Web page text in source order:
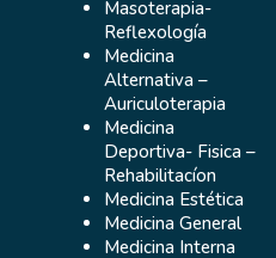
Masoterapia-
Reflexología
Medicina
Alternativa –
Auriculoterapia
Medicina
Deportiva- Fisica –
Rehabilitacíon
Medicina Estética
Medicina General
Medicina Interna